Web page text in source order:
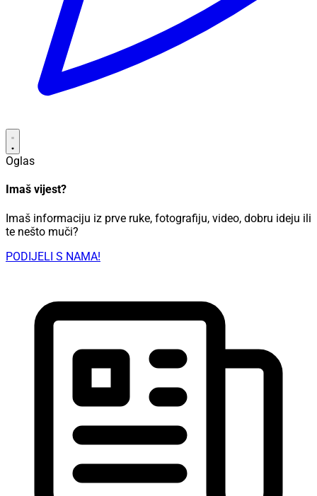
Oglas
Imaš vijest?
Imaš informaciju iz prve ruke, fotografiju, video, dobru ideju ili
te nešto muči?
PODIJELI S NAMA!